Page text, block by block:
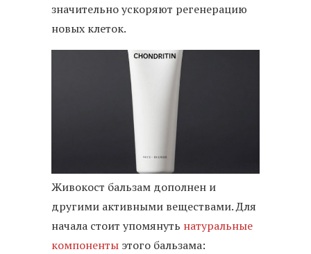
значительно ускоряют регенерацию
новых клеток.
Живокост бальзам дополнен и
другими активными веществами. Для
начала стоит упомянуть натуральные
компоненты этого бальзама: